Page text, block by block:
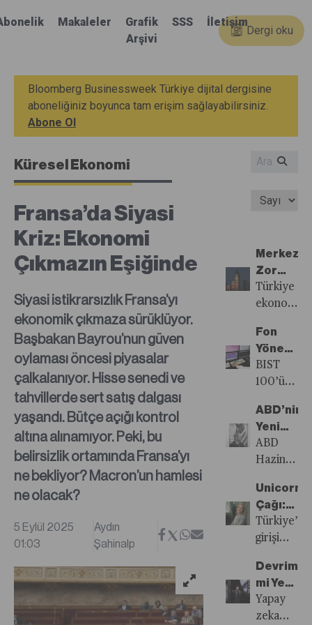
Makaleler
Grafik
Arşivi
SSS İletişim
Dergi oku
Bloomberg Businessweek Türkiye dijital dergisine
aboneliğiniz boyunca tam erişim sağlayabilirsiniz.
Abone Ol
Küresel Ekonomi
Fransa’da Siyasi
Kriz: Ekonomi
Çıkmazın Eşiğinde
Siyasi istikrarsızlık Fransa’yı
ekonomik çıkmaza sürüklüyor.
Başbakan Bayrou’nun güven
oylaması öncesi piyasalar
çalkalanıyor. Hisse senedi ve
tahvillerde sert satış dalgası
yaşandı. Bütçe açığı kontrol
altına alınamıyor. Peki, bu
belirsizlik ortamında Fransa’yı
ne bekliyor? Macron’un hamlesi
ne olacak?
5 Eylül 2025
01:03
Aydın
Şahinalp
Merkezin
Zor
Kararı
Türkiye
ekonomisi
mevsimini
beklentileri
aşan
büyüme
ve
enflasyon
geride
siyasi
risklerin
de
yeniden
gelmesi
TCMB’nin
faiz
indirim
Fon
Zor
Sınavı
Yarış,
Sınav
BIST
100’ü
alan
hisse
senedi
yoğun
fonların
neredeyse
yarısının
altında
kaldı.
Anormal
fiyat
ABD’nin
Yeni
Scott
ABD
Hazine
dürtüsel
bir
başkanın
ekonomik
konularda
uyarılarını
dikkate
alan bir
Unicorn
Çağı:
Yeni
Teknoloji
girişim
artık
yalnızca
umut
Devrim
mi Yeni
Bir
Balon
Yapay
zeka